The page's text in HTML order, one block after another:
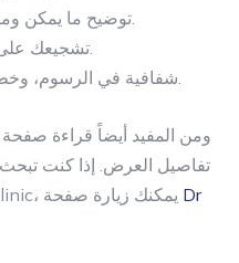
ومن المفيد أيضاً قراءة صفحة
تفاصيل العرض. إذا كنت
Dr